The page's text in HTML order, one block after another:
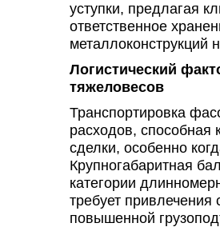
уступки, предлагая
ответственное
металлоконструкций
Логистический
тяжеловесов
Транспортировка
расходов, способная
сделки, особенно
Крупногабаритная
категории
требует привлечения
повышенной